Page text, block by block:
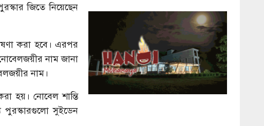
জিতে নিয়েছেন
করা হবে। এরপর
নাম জানা
নাম।
হয়। নোবেল শান্তি
পুরস্কারগুলো সুইডেন